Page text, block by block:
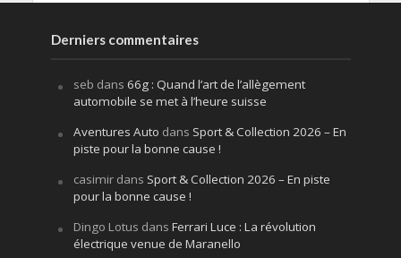
Derniers commentaires
seb dans 66g : Quand l’art de l’allègement
automobile se met à l’heure suisse
Aventures Auto dans Sport & Collection 2026 – En
piste pour la bonne cause !
casimirdans Sport & Collection 2026 – En piste
pour la bonne cause !
Dingo Lotus dans Ferrari Luce : La révolution
électrique venue de Maranello